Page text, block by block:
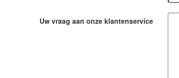
Uw vraag aan onze klantenservice